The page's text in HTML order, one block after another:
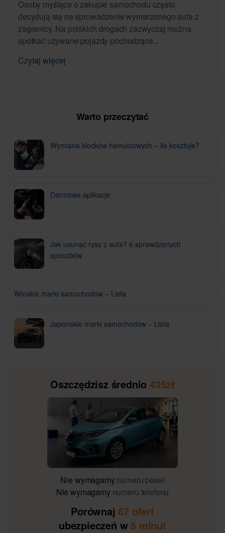
Osoby myślące o zakupie samochodu często
decydują się na sprowadzenie wymarzonego auta z
zagranicy. Na polskich drogach zazwyczaj można
spotkać używane pojazdy pochodzące...
Czytaj więcej
Warto przeczytać
Wymiana klocków hamulcowych – ile kosztuje?
Darmowe aplikacje
Jak usunąć rysy z auta? 6 sprawdzonych
sposobów
Włoskie marki samochodów – Lista
Japońskie marki samochodów – Lista
Oszczędzisz średnio 435zł
Nie wymagamynumeru pesel
Nie wymagamynumeru telefonu
Porównaj 67 ofert
ubezpieczeń w 5 minut